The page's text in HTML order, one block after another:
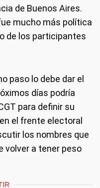
de Buenos Aires.
mucho más política
de los participantes
paso lo debe dar el
días podría
para definir su
el frente electoral
los nombres que
volver a tener peso